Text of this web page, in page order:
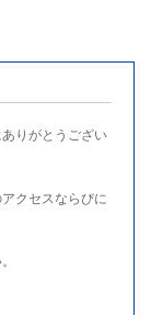
りがとうござい
クセスならびに